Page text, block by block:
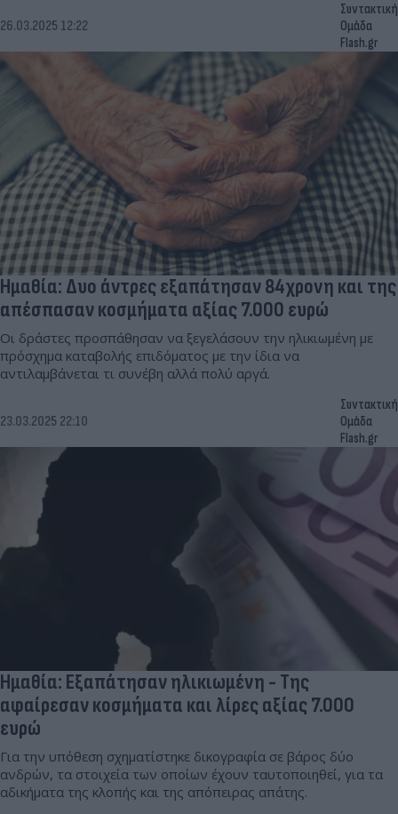
26.03.2025 12:22
Συντακτική
Ομάδα
Flash.gr
Ημαθία: Δυο άντρες εξαπάτησαν 84χρονη και της
απέσπασαν κοσμήματα αξίας 7.000 ευρώ
Οι δράστες προσπάθησαν να ξεγελάσουν την ηλικιωμένη με
πρόσχημα καταβολής επιδόματος με την ίδια να
αντιλαμβάνεται τι συνέβη αλλά πολύ αργά.
23.03.2025 22:10
Συντακτική
Ομάδα
Flash.gr
Ημαθία: Εξαπάτησαν ηλικιωμένη - Της
αφαίρεσαν κοσμήματα και λίρες αξίας 7.000
ευρώ
Για την υπόθεση σχηματίστηκε δικογραφία σε βάρος δύο
ανδρών, τα στοιχεία των οποίων έχουν ταυτοποιηθεί, για τα
αδικήματα της κλοπής και της απόπειρας απάτης.